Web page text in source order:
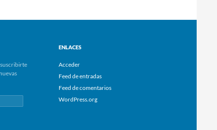
ENLACES
Acceder
Feed de entradas
Feed de comentarios
WordPress.org